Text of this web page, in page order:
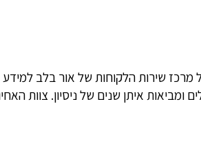
מרכז שירות הלקוחות של אור בלב
ומביאות איתן שנים של ניסיון. צוות